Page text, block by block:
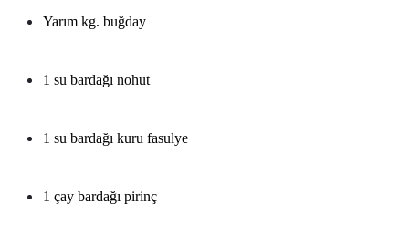
Yarım kg. buğday
1 su bardağı nohut
1 su bardağı kuru fasulye
1 çay bardağı pirinç